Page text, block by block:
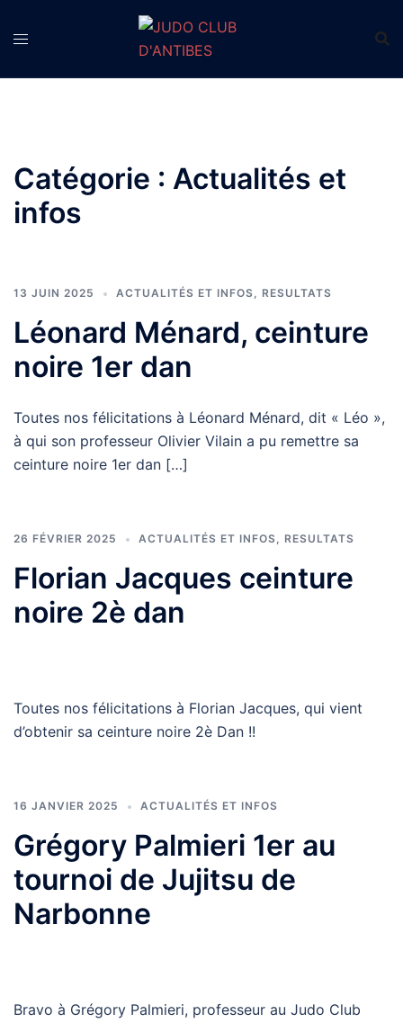
au
Catégorie : Actualités et
infos
13 JUIN 2025 ACTUALITÉS ET INFOS, RESULTATS
Léonard Ménard, ceinture
noire 1er dan
Toutes nos félicitations à Léonard Ménard, dit « Léo »,
à qui son professeur Olivier Vilain a pu remettre sa
ceinture noire 1er dan […]
26 FÉVRIER 2025 ACTUALITÉS ET INFOS, RESULTATS
Florian Jacques ceinture
noire 2è dan
Toutes nos félicitations à Florian Jacques, qui vient
d’obtenir sa ceinture noire 2è Dan !!
16 JANVIER 2025 ACTUALITÉS ET INFOS
Grégory Palmieri 1er au
tournoi de Jujitsu de
Narbonne
Bravo à Grégory Palmieri, professeur au Judo Club